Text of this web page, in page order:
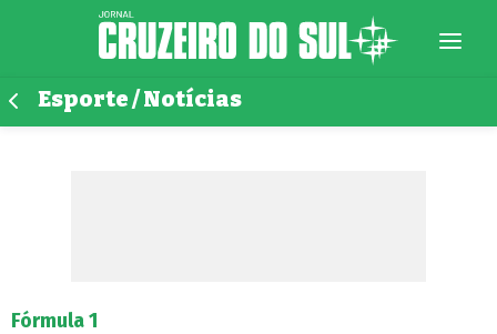
Esporte / Notícias
Fórmula 1